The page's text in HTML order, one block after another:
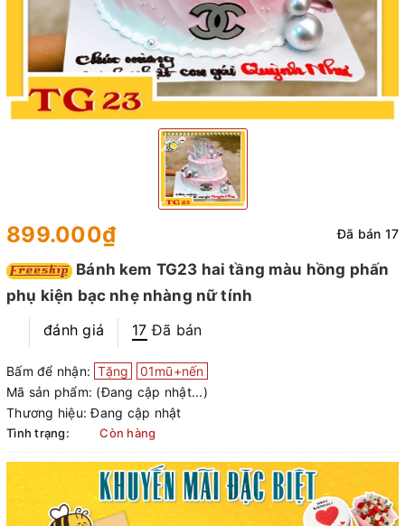
899.000₫ Đã bán 17
Bánh kem TG23 hai tầng màu hồng phấn
phụ kiện bạc nhẹ nhàng nữ tính
đánh giá
17 Đã bán
Bấm để nhận: Tặng
01mũ+nến
Mã sản phẩm: (Đang cập nhật...)
Thương hiệu: Đang cập nhật
Tình trạng: Còn hàng